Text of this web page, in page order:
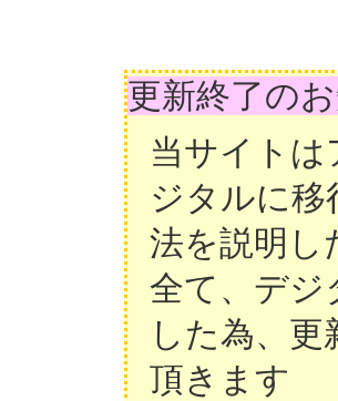
更新終了の
当サイト
ジタルに移
法を説明し
全て、デジ
した為、
頂きます